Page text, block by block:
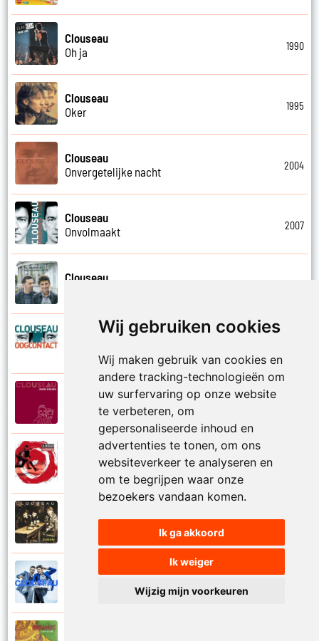
Wij gebruiken cookies
Wij maken gebruik van cookies en
andere tracking-technologieën om
uw surfervaring op onze website
te verbeteren, om
gepersonaliseerde inhoud en
advertenties te tonen, om ons
websiteverkeer te analyseren en
om te begrijpen waar onze
bezoekers vandaan komen.
Ik ga akkoord
Ik weiger
Wijzig mijn voorkeuren
Clouseau
Oh ja
1990
Clouseau
Oker
1995
Clouseau
Onvergetelijke nacht
2004
Clouseau
Onvolmaakt
2007
Clouseau
Clouseau
Clouseau
Over morgen
Clouseau
Clouseau